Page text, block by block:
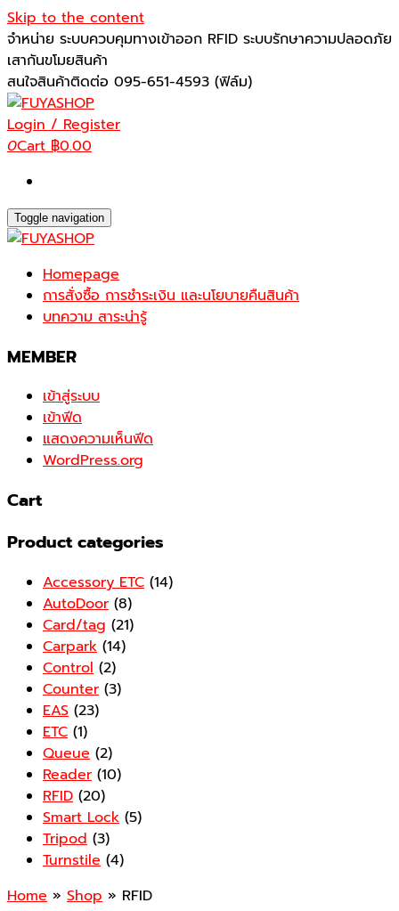
Skip to the content
จำหน่าย ระบบควบคุมทางเข้าออก RFID ระบบรักษาความปลอดภัย
เสากันขโมยสินค้า
สนใจสินค้าติดต่อ 095-651-4593 (ฟิล์ม)
Login / Register
0Cart฿0.00
Toggle navigation
Homepage
การสั่งซื้อ การชำระเงิน และนโยบายคืนสินค้า
บทความ สาระน่ารู้
MEMBER
เข้าสู่ระบบ
เข้าฟีด
แสดงความเห็นฟีด
WordPress.org
Cart
Product categories
Accessory ETC (14)
AutoDoor (8)
Card/tag (21)
Carpark (14)
Control (2)
Counter (3)
EAS (23)
ETC (1)
Queue (2)
Reader (10)
RFID (20)
Smart Lock (5)
Tripod (3)
Turnstile (4)
Home » Shop » RFID